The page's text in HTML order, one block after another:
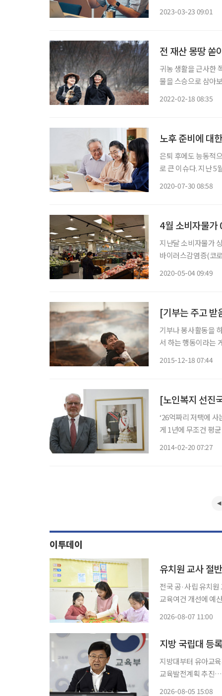
2023-03-23 09:01
전 재산 몽땅 쏟
귀농 생활을 근사한
물을 스승으로 삼아
2022-02-18 08:35
노후 준비에 대
은퇴 후에도 능동적
로 큰 이슈다. 지난 5
2020-07-30 08:58
4월 소비자물
지난달 소비자물가
바이러스감염증(코
2020-05-04 09:49
[기부는 주고
기부나 봉사활동을
서 하는 행동이라는
2015-12-18 07:44
‘26억짜리 저택에
게 1년에 무조건 평
2014-02-20 07:27
이투데이
유치원 교사 절
전국 공·사립 유치
교육여건 개선에 예산 우선 투입해야" 전국 공·사
2026-08-07 11:00
지방 국립대 등
지방대부터 유아교
교육발전계획 추진…교육체계 전면 개
2026-08-05 15:08